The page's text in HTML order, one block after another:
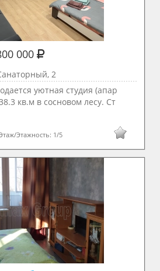
000
2
уютная студия (апар
кв.м в сосновом лесу. Ст
Этажность: 1/5